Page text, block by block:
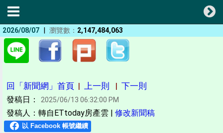
2026/08/07 | 瀏覽數： 2,147,484,063
回「新聞網」首頁 | 上一則 | 下一則
發稿日： 2025/06/13 06:32:00 PM
發稿人：轉自ETtoday房產雲 | 修改新聞稿